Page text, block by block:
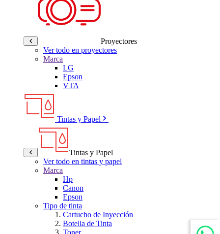
Proyectores
Ver todo en proyectores
Marca
LG
Epson
VTA
Tintas y Papel
Tintas y Papel
Ver todo en tintas y papel
Marca
Hp
Canon
Epson
Tipo de tinta
Cartucho de Inyección
Botella de Tinta
Toner